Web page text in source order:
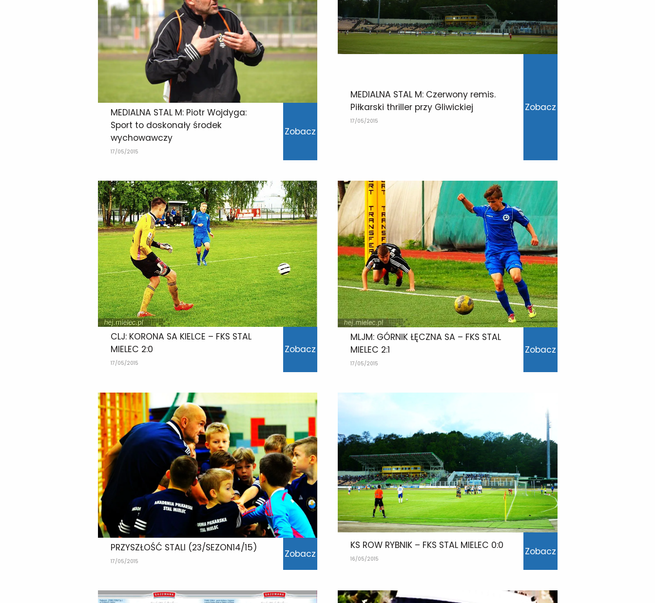
MEDIALNA STAL M: Piotr Wojdyga:
Sport to doskonały środek
wychowawczy
17/05/2015
Zobacz
MEDIALNA STAL M: Czerwony remis.
Piłkarski thriller przy Gliwickiej
17/05/2015
Zobacz
CLJ: KORONA SA KIELCE – FKS STAL
MIELEC 2:0
17/05/2015
Zobacz
MLJM: GÓRNIK ŁĘCZNA SA – FKS STAL
MIELEC 2:1
17/05/2015
Zobacz
PRZYSZŁOŚĆ STALI (23/SEZON14/15)
17/05/2015
Zobacz
KS ROW RYBNIK – FKS STAL MIELEC 0:0
16/05/2015
Zobacz